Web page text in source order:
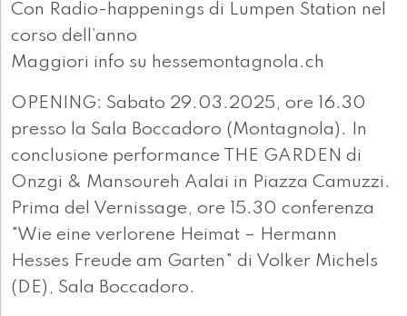
Con Radio-happenings di Lumpen Station nel
corso dell’anno
Maggiori info su hessemontagnola.ch
OPENING: Sabato 29.03.2025, ore 16.30
presso la Sala Boccadoro (Montagnola). In
conclusione performance THE GARDEN di
Onzgi & Mansoureh Aalai in Piazza Camuzzi.
Prima del Vernissage, ore 15.30 conferenza
"Wie eine verlorene Heimat – Hermann
Hesses Freude am Garten" di Volker Michels
(DE), Sala Boccadoro.